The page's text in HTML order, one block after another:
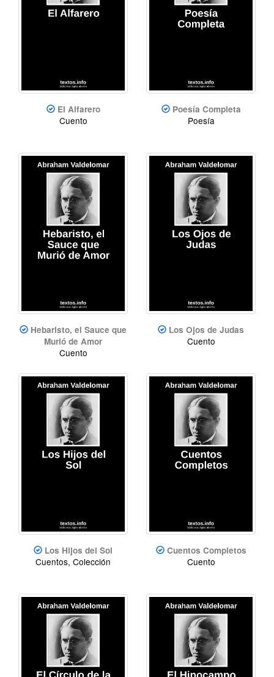
El Alfarero
Cuento
Poesía Completa
Poesía
Hebaristo, el Sauce que
Murió de Amor
Cuento
Los Ojos de Judas
Cuento
Los Hijos del Sol
Cuentos, Colección
Cuentos Completos
Cuento